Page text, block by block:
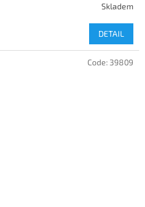
Skladem
DETAIL
Code: 39809